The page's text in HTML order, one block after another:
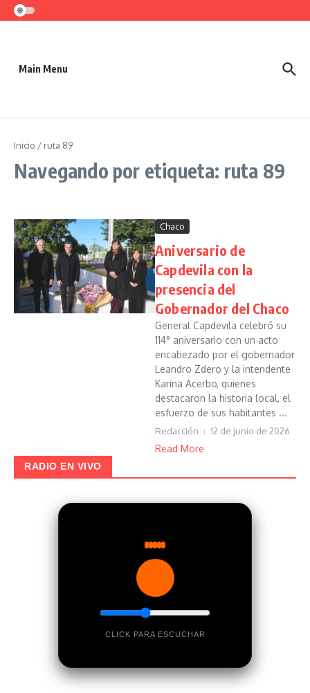
Saltar al contenido
Main Menu
Inicio / ruta 89
Navegando por etiqueta: ruta 89
Chaco
Aniversario de
Capdevila con la
presencia del
Gobernador del Chaco
General Capdevila celebró su
114° aniversario con un acto
encabezado por el gobernador
Leandro Zdero y la intendente
Karina Acerbo, quienes
destacaron la historia local, el
esfuerzo de sus habitantes ...
Redacción 12 de junio de 2026
Read More
RADIO EN VIVO
CLICK PARA ESCUCHAR